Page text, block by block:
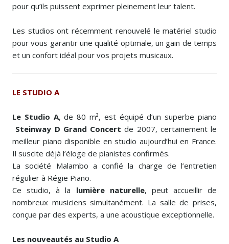
pour qu’ils puissent exprimer pleinement leur talent.
Les studios ont récemment renouvelé le matériel studio
pour vous garantir une qualité optimale, un gain de temps
et un confort idéal pour vos projets musicaux.
LE STUDIO A
Le Studio A, de 80 m², est équipé d’un superbe piano
Steinway D Grand Concertde 2007, certainement le
meilleur piano disponible en studio aujourd’hui en France.
Il suscite déjà l’éloge de pianistes confirmés.
La société Malambo a confié la charge de l’entretien
régulier à Régie Piano.
Ce studio, à la lumière naturelle, peut accueillir de
nombreux musiciens simultanément. La salle de prises,
conçue par des experts, a une acoustique exceptionnelle.
Les nouveautés au Studio A